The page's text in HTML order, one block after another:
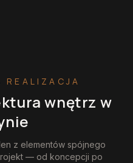
REALIZACJA
wnętrz w
z elementów spójnego
— od koncepcji po